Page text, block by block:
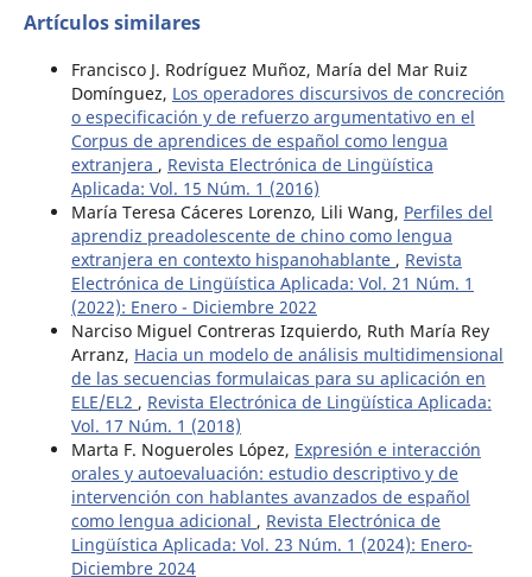
Artículos similares
Francisco J. Rodríguez Muñoz, María del Mar Ruiz
Domínguez, Los operadores discursivos de concreción
o especificación y de refuerzo argumentativo en el
Corpus de aprendices de español como lengua
extranjera , Revista Electrónica de Lingüística
Aplicada: Vol. 15 Núm. 1 (2016)
María Teresa Cáceres Lorenzo, Lili Wang, Perfiles del
aprendiz preadolescente de chino como lengua
extranjera en contexto hispanohablante , Revista
Electrónica de Lingüística Aplicada: Vol. 21 Núm. 1
(2022): Enero - Diciembre 2022
Narciso Miguel Contreras Izquierdo, Ruth María Rey
Arranz, Hacia un modelo de análisis multidimensional
de las secuencias formulaicas para su aplicación en
ELE/EL2 , Revista Electrónica de Lingüística Aplicada:
Vol. 17 Núm. 1 (2018)
Marta F. Nogueroles López, Expresión e interacción
orales y autoevaluación: estudio descriptivo y de
intervención con hablantes avanzados de español
como lengua adicional , Revista Electrónica de
Lingüística Aplicada: Vol. 23 Núm. 1 (2024): Enero-
Diciembre 2024